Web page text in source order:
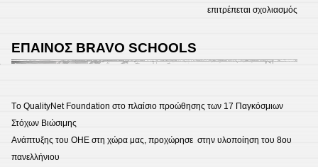
επιτρέπεται σχολιασμός
ΕΠΑΙΝΟΣ BRAVO SCHOOLS
Τo QualityNet Foundation στο πλαίσιο προώθησης των 17 Παγκόσμιων
Στόχων Βιώσιμης
Ανάπτυξης του ΟΗΕ στη χώρα μας, προχώρησε στην υλοποίηση του 8ου
πανελλήνιου